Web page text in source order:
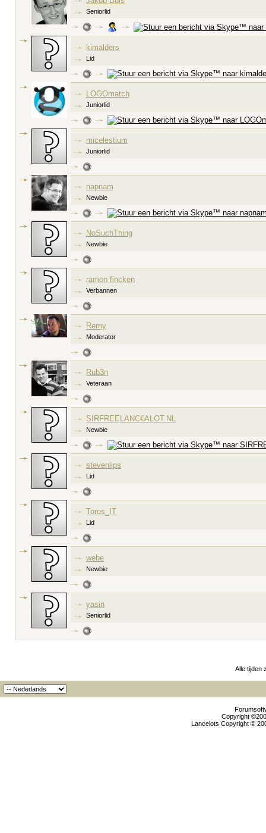
Seniorlid
kimalders
Lid
LOGOmatch
Juniorlid
micelestium
Juniorlid
napnam
Newbie
NoSuchThing
Newbie
ramon fincken
Verbannen
Remy
Moderator
Rub3n
Veteraan
SIRFREELANC€ALOT.NL
Newbie
stevenlips
Lid
Toros_IT
Lid
webe
Newbie
yasin
Seniorlid
Alle tijden
Copyright
Lancelots Copyright ©